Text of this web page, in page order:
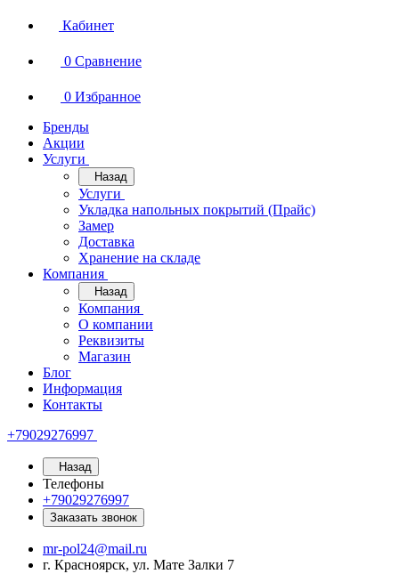
Кабинет
0 Сравнение
0 Избранное
Бренды
Акции
Услуги
Назад
Услуги
Укладка напольных покрытий (Прайс)
Замер
Доставка
Хранение на складе
Компания
Назад
Компания
О компании
Реквизиты
Магазин
Блог
Информация
Контакты
+79029276997
Назад
Телефоны
+79029276997
Заказать звонок
mr-pol24@mail.ru
г. Красноярск, ул. Мате Залки 7